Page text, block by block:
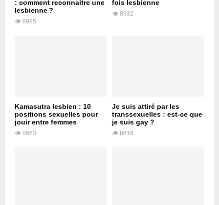
: comment reconnaitre une
lesbienne ?
8985
fois lesbienne
8932
Kamasutra lesbien : 10
positions sexuelles pour
jouir entre femmes
8663
Je suis attiré par les
transsexuelles : est-ce que
je suis gay ?
8616